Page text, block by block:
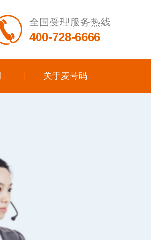
全国受理服务热线
400-728-6666
关于麦号码